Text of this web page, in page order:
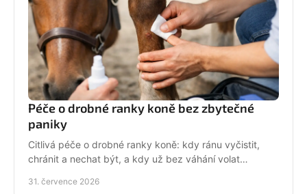
Péče o drobné ranky koně bez zbytečné
paniky
Citlivá péče o drobné ranky koně: kdy ránu vyčistit,
chránit a nechat být, a kdy už bez váhání volat
31. července 2026